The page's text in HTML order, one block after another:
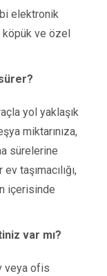
elektronik
köpük ve özel
yol yaklaşık
miktarınıza,
sürelerine
taşımacılığı,
içerisinde
var mı?
veya ofis